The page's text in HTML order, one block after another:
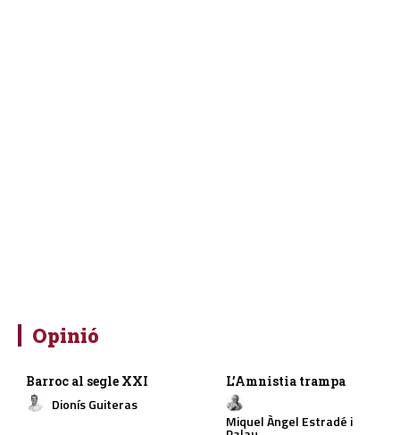
Opinió
Barroc al segle XXI
Dionís Guiteras
L’Amnistia trampa
Miquel Àngel Estradé i